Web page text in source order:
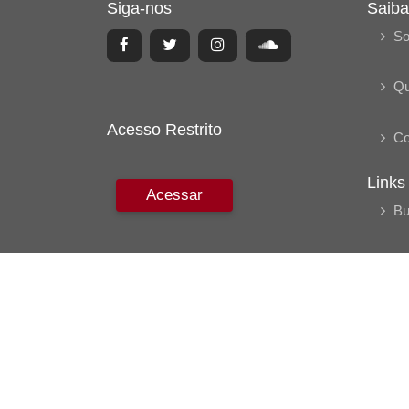
Siga-nos
Acesso Restrito
Acessar